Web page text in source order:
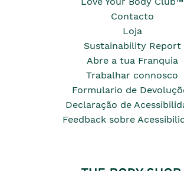
Contacto
Loja
Sustainability Report
Abre a tua Franquia
Trabalhar connosco
Formulario de
Declaração de
Feedback sobre